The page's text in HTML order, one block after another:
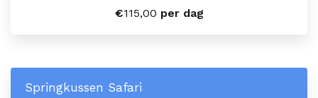
€115,00 per dag
Springkussen Safari